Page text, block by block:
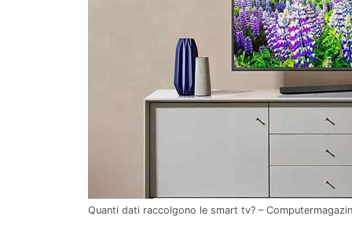
Quanti dati raccolgono le smart tv? –